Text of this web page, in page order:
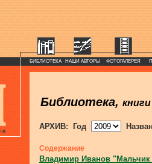
БИБЛИОТЕКА НАШИ АВТОРЫ ФОТОГАЛЕРЕЯ
Библиотека, книги
АРХИВ: Год
Содержание
Владимир Иванов